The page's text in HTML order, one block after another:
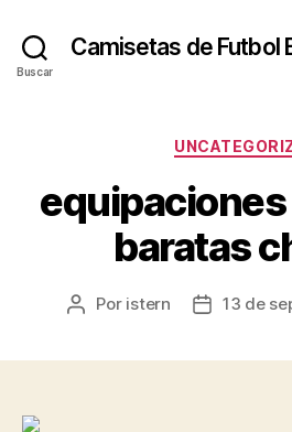
Buscar
Camisetas de Futbol
baratas
Autor
Por istern
Fecha
13 de